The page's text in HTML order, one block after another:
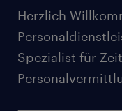
Herzlich
Spezialist für